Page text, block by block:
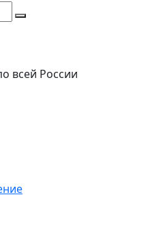
всей России